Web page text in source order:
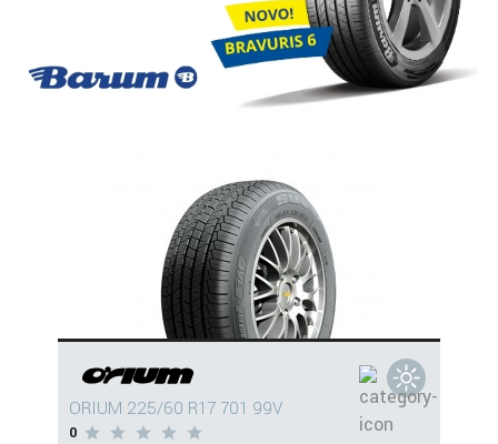
ORIUM 225/60 R17 701 99V
0